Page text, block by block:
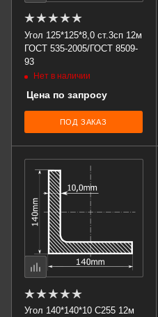
Угол 125*125*8,0 ст.3сп 12м
ГОСТ 535-2005/ГОСТ 8509-
93
Нет в наличии
Цена по запросу
ПОД ЗАКАЗ
Угол 140*140*10 С255 12м